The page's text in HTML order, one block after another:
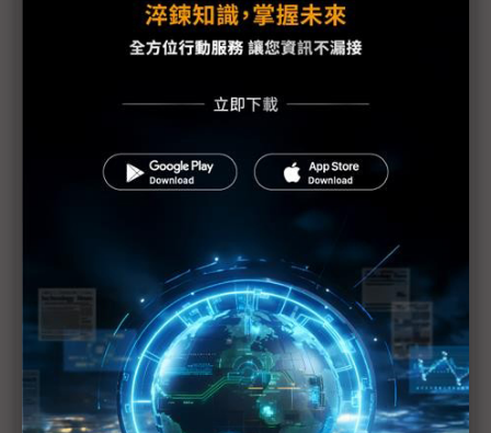
評析：蘋果周旋中美角力間 Cook與川普2.0打交道
評析：蘋果承諾要「中美＋N」？ 恐是對等關稅緩
蘋果承諾4年5,000億美元 與鴻海在德州設AI伺服器
川普替Cook宣布在美投資「數千億美元」 向全美州
長誇耀關稅提振經濟
Tim Cook到白宮見川普 恐是為了iPhone關稅
川普就職前夕罕見華府辦盛大集會 稱蘋果將在美大
規模投資